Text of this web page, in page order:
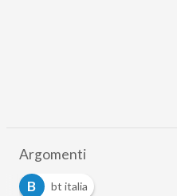
Argomenti
B
bt italia